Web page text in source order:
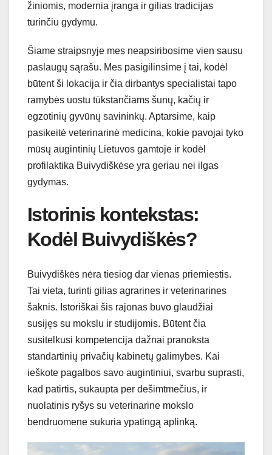
žiniomis, modernia įranga ir gilias tradicijas
turinčiu gydymu.
Šiame straipsnyje mes neapsiribosime vien sausu
paslaugų sąrašu. Mes pasigilinsime į tai, kodėl
būtent ši lokacija ir čia dirbantys specialistai tapo
ramybės uostu tūkstančiams šunų, kačių ir
egzotinių gyvūnų savininkų. Aptarsime, kaip
pasikeitė veterinarinė medicina, kokie pavojai tyko
mūsų augintinių Lietuvos gamtoje ir kodėl
profilaktika Buivydiškėse yra geriau nei ilgas
gydymas.
Istorinis kontekstas:
Kodėl Buivydiškės?
Buivydiškės nėra tiesiog dar vienas priemiestis.
Tai vieta, turinti gilias agrarines ir veterinarines
šaknis. Istoriškai šis rajonas buvo glaudžiai
susijęs su mokslu ir studijomis. Būtent čia
susitelkusi kompetencija dažnai pranoksta
standartinių privačių kabinetų galimybes. Kai
ieškote pagalbos savo augintiniui, svarbu suprasti,
kad patirtis, sukaupta per dešimtmečius, ir
nuolatinis ryšys su veterinarine mokslo
bendruomene sukuria ypatingą aplinką.